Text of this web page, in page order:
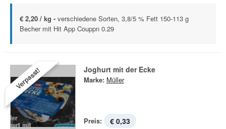
€ 2,20 / kg - verschiedene Sorten, 3,8/5 % Fett 150-113 g
Becher mit Hit App Couppn 0.29
Verpasst! Joghurt mit der Ecke
Marke: Müller
Preis: € 0,33